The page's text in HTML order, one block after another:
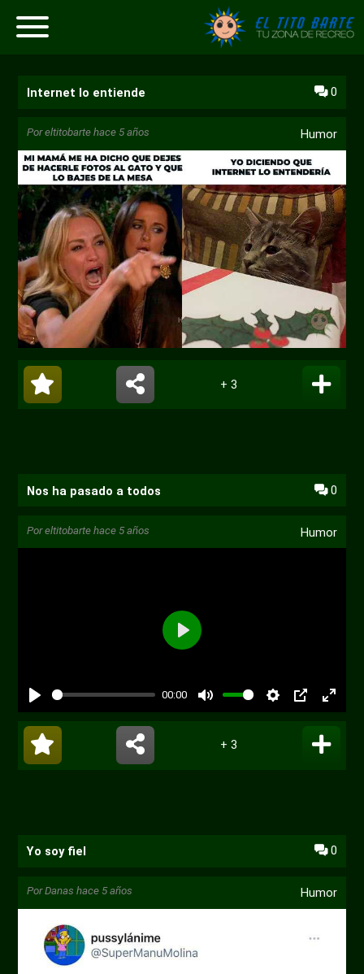
Internet lo entiende 0
Poreltitobarte hace 5 años Humor
+ 3
Nos ha pasado a todos 0
Poreltitobarte hace 5 años Humor
00:00
PIP
+ 3
Yo soy fiel 0
PorDanas hace 5 años Humor